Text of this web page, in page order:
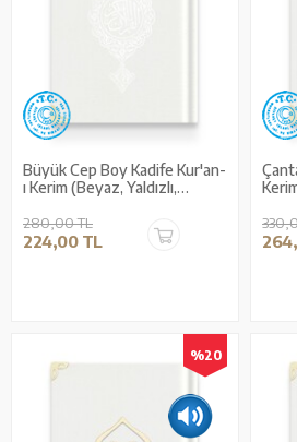
Büyük Cep Boy Kadife Kur'an-
ı Kerim (Beyaz, Yaldızlı,
280,00 TL
224,00 TL
%20